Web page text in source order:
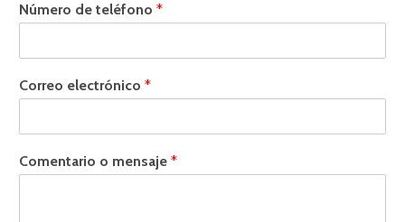
Número de teléfono *
Correo electrónico *
Comentario o mensaje *